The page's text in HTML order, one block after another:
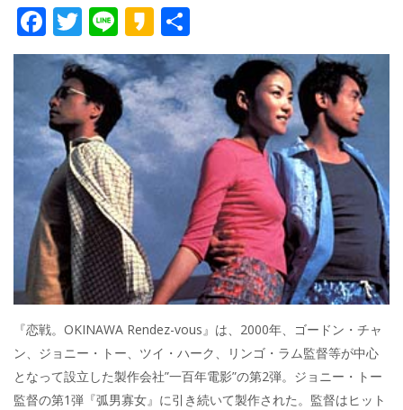
F
ac
e
b
o
o
k
T
w
itt
er
Li
n
e
K
a
k
a
o
有
『恋戦。OKINAWA Rendez-vous』は、2000年、ゴードン・チャ
ン、ジョニー・トー、ツイ・ハーク、リンゴ・ラム監督等が中心
となって設立した製作会社”一百年電影”の第2弾。ジョニー・トー
監督の第1弾『弧男寡女』に引き続いて製作された。監督はヒット